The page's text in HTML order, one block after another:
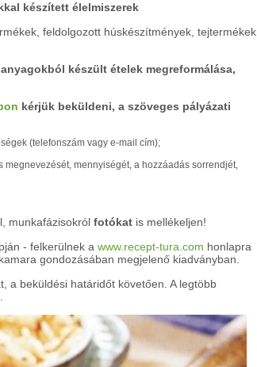
készített élelmiszerek
feldolgozott húskészítmények, tejtermékek,
készült ételek megreformálása,
kérjük beküldeni, a szöveges pályázati
(telefonszám vagy e-mail cím);
mennyiségét, a hozzáadás sorrendjét,
munkafázisokról fotókat is mellékeljen!
- felkerülnek a www.recept-tura.com honlapra
gondozásában megjelenő kiadványban.
a beküldési határidőt követően. A legtöbb